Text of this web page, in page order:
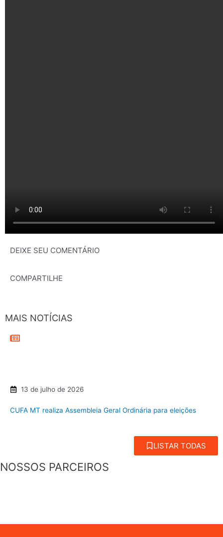
DEIXE SEU COMENTÁRIO
COMPARTILHE
MAIS NOTÍCIAS
13 de julho de 2026
CUFA MT realiza Assembleia Geral Ordinária para eleições
LISTAR TODAS
NOSSOS PARCEIROS